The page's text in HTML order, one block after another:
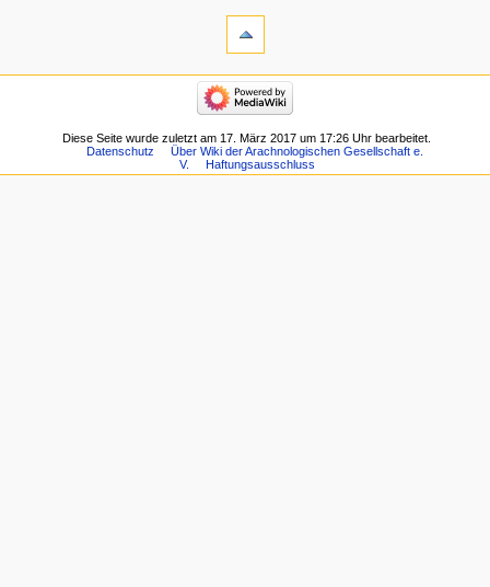
Diese Seite wurde zuletzt am 17. März 2017 um 17:26 Uhr bearbeitet.
Datenschutz
Über Wiki der Arachnologischen Gesellschaft e.
V.
Haftungsausschluss